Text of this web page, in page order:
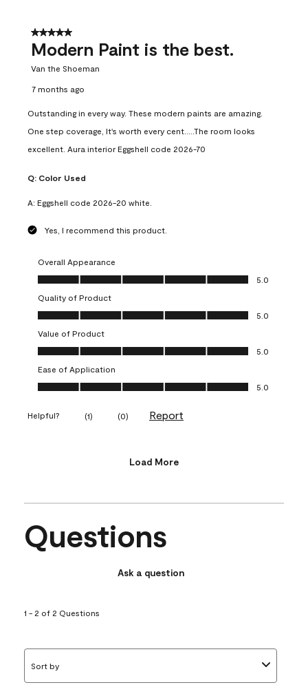
5 out of 5 stars.
Modern Paint is the best.
Van the Shoeman
7 months ago
Outstanding in every way. These modern paints are amazing.
One step coverage, It's worth every cent.....The room looks
excellent. Aura interior Eggshell code 2026-70
Q: Color Used
A: Eggshell code 2026-20 white.
Yes, I recommend this product.
Overall Appearance
Overall Appearance, 5.0 out of 5
5.0
Quality of Product
Quality of Product, 5.0 out of 5
5.0
Value of Product
Value of Product, 5.0 out of 5
5.0
Ease of Application
Ease of Application, 5.0 out of 5
5.0
Helpful? (1) (0) Report
Load More
Questions
Ask a question
1 - 2 of 2 Questions
Sort by